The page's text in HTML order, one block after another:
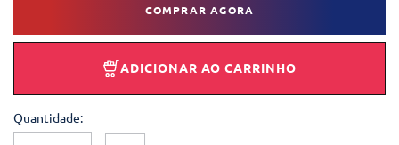
COMPRAR AGORA
ADICIONAR AO CARRINHO
Quantidade: